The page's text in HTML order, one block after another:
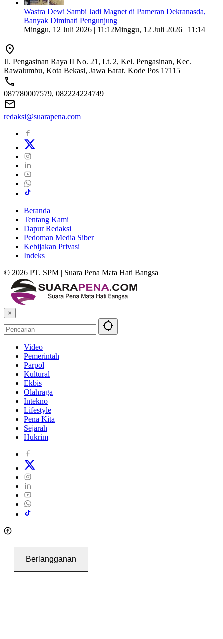
Wastra Dewi Sambi Jadi Magnet di Pameran Dekranasda,
Banyak Diminati Pengunjung
Minggu, 12 Juli 2026 | 11:12Minggu, 12 Juli 2026 | 11:14
Jl. Pengasinan Raya II No. 21, Lt. 2, Kel. Pengasinan, Kec.
Rawalumbu, Kota Bekasi, Jawa Barat. Kode Pos 17115
087780007579, 082224224749
redaksi@suarapena.com
Beranda
Tentang Kami
Dapur Redaksi
Pedoman Media Siber
Kebijakan Privasi
Indeks
© 2026 PT. SPM | Suara Pena Mata Hati Bangsa
×
Video
Pemerintah
Parpol
Kultural
Ekbis
Olahraga
Intekno
Lifestyle
Pena Kita
Sejarah
Hukrim
Berlangganan